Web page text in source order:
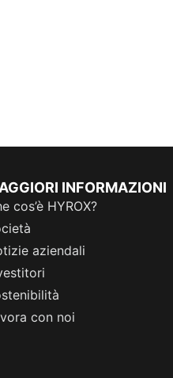
INFORMAZIONI
cos’è HYROX?
aziendali
con noi